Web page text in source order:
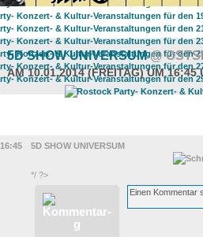
5D SHOW UNIVERSUM@
AM 10.01.2014 (FREITAG) UM 16:45
16:45
5D SHOW UNIVERSUM
*/ ?>